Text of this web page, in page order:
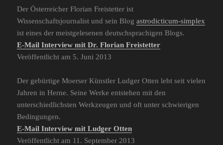
Der Österreicher Florian Freistetter ist
Wissenschaftsjournalist und sein Blogastrodicticum-simplex
ist eines der meistgelesenen deutschsprachigen Blogs.
E-Mail Interview mit Dr. Florian Freistetter
Veröffentlicht am 5. Juni 2013
Der gebürtige Moerser Künstler Ludger Otten lebt seit vielen
Jahren in Herne. Seine Werke entstehen mit den
unterschiedlichsten Werkzeugen und oft unter schwierigen
Bedingungen.
E-Mail Interview mit Ludger Otten
Veröffentlicht am 11. September 2013